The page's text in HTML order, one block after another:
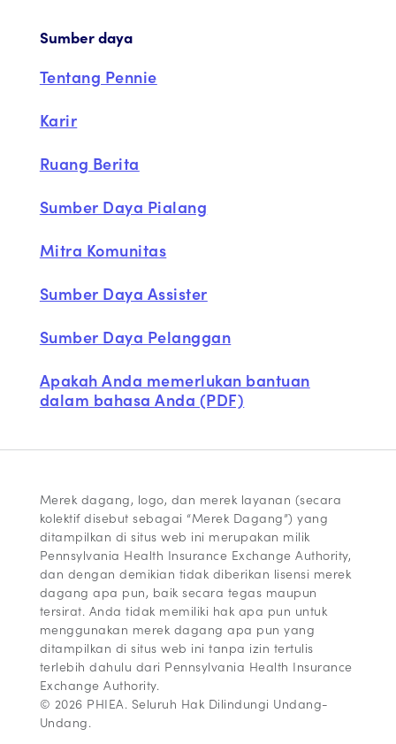
Sumber daya
Tentang Pennie
Karir
Ruang Berita
Sumber Daya Pialang
Mitra Komunitas
Sumber Daya Assister
Sumber Daya Pelanggan
Apakah Anda memerlukan bantuan
dalam bahasa Anda (PDF)
Merek dagang, logo, dan merek layanan (secara
kolektif disebut sebagai “Merek Dagang”) yang
ditampilkan di situs web ini merupakan milik
Pennsylvania Health Insurance Exchange Authority,
dan dengan demikian tidak diberikan lisensi merek
dagang apa pun, baik secara tegas maupun
tersirat. Anda tidak memiliki hak apa pun untuk
menggunakan merek dagang apa pun yang
ditampilkan di situs web ini tanpa izin tertulis
terlebih dahulu dari Pennsylvania Health Insurance
Exchange Authority.
© 2026 PHIEA. Seluruh Hak Dilindungi Undang-
Undang.